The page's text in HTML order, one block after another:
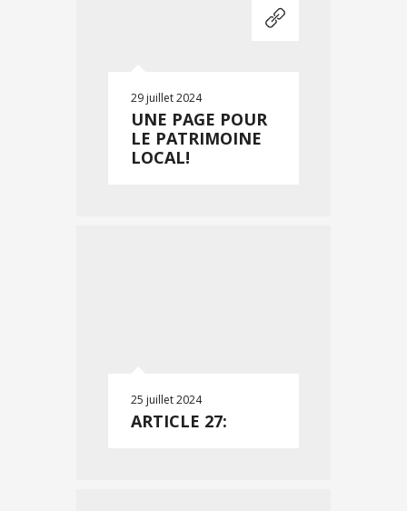
29 juillet 2024
UNE PAGE POUR
LE PATRIMOINE
LOCAL!
25 juillet 2024
ARTICLE 27: